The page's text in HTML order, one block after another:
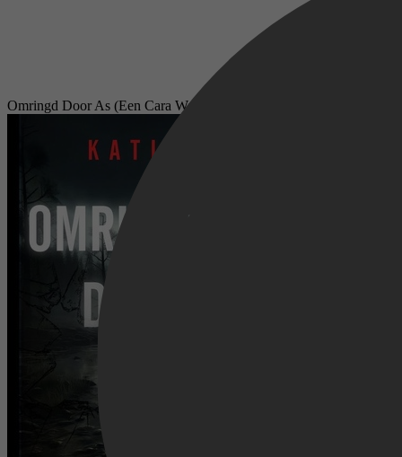
Omringd Door As (Een Cara Ward Fbi Thriller—Boek 2)